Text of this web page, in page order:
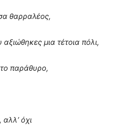
θαρραλέος,
μια τέτοια πόλι,
παράθυρο,
όχι